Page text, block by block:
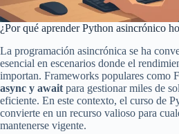
¿Por qué aprender Python asincrónico
La programación asincrónica se ha
esencial en escenarios donde el
importan. Frameworks populares como
async y await para gestionar miles de
eficiente. En este contexto, el curso de
convierte en un recurso valioso para
mantenerse vigente.